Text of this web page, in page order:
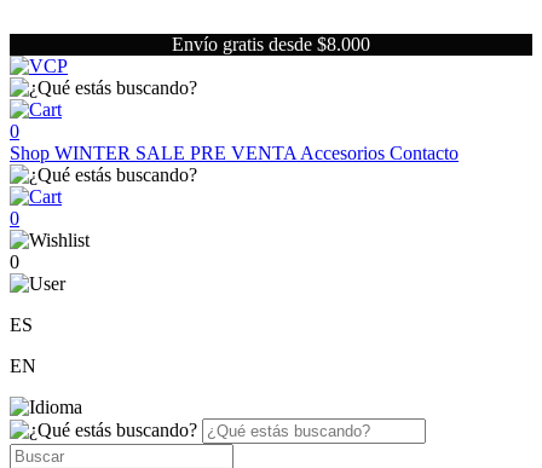
Envío gratis desde $8.000
0
Shop WINTER SALE PRE VENTA Accesorios Contacto
0
0
ES
EN